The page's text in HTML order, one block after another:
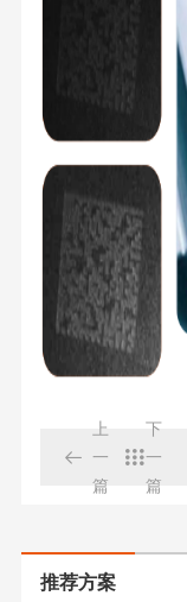

上
一
篇

下
一
篇
推荐方案